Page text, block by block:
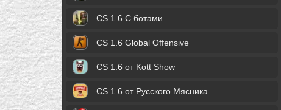
CS 1.6 С ботами
CS 1.6 Global Offensive
CS 1.6 от Kott Show
CS 1.6 от Русского Мясника